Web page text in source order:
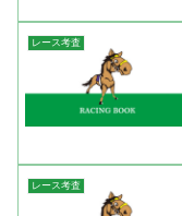
レース考査
レース考査